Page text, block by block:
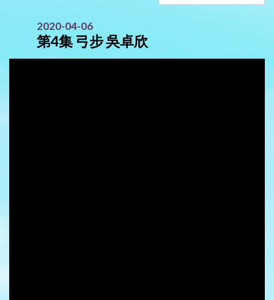
2020-04-06
第4集 弓步 吳卓欣